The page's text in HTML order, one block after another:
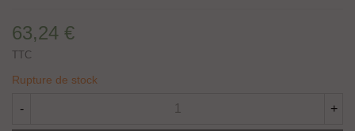
63,24 €
TTC
Rupture de stock
- +